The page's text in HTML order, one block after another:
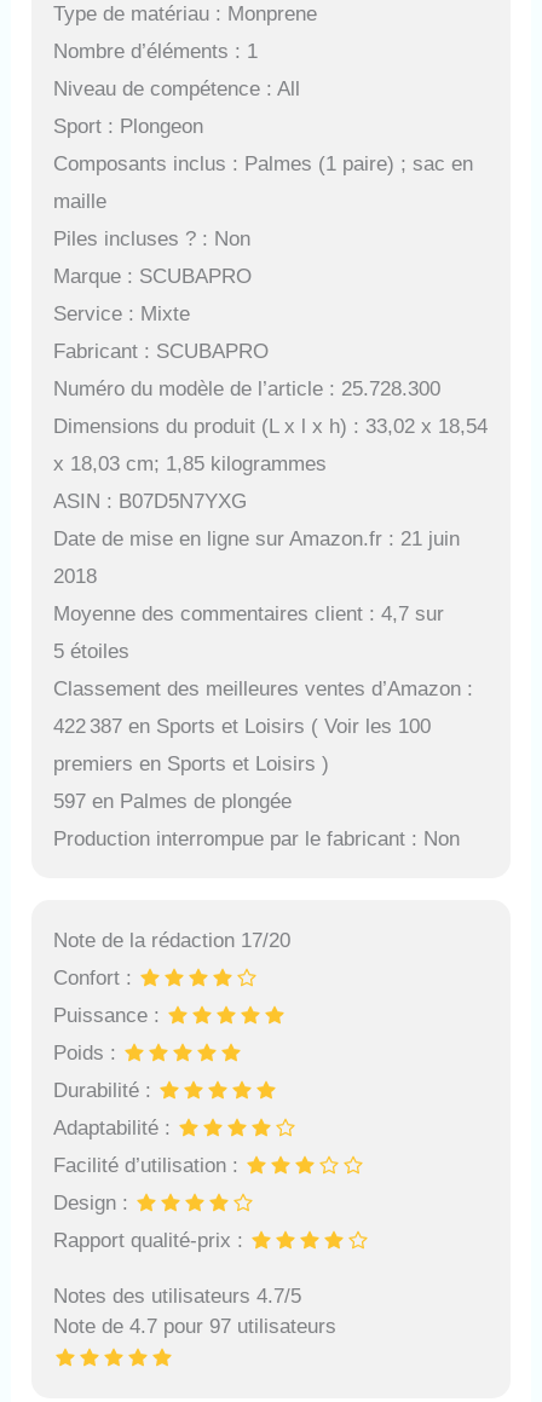
Type de matériau : Monprene
Nombre d’éléments : 1
Niveau de compétence : All
Sport : Plongeon
Composants inclus : Palmes (1 paire) ; sac en
maille
Piles incluses ? : Non
Marque : SCUBAPRO
Service : Mixte
Fabricant : SCUBAPRO
Numéro du modèle de l’article : 25.728.300
Dimensions du produit (L x l x h) : 33,02 x 18,54
x 18,03 cm; 1,85 kilogrammes
ASIN : B07D5N7YXG
Date de mise en ligne sur Amazon.fr : 21 juin
2018
Moyenne des commentaires client : 4,7 sur
5 étoiles
Classement des meilleures ventes d’Amazon :
422 387 en Sports et Loisirs ( Voir les 100
premiers en Sports et Loisirs )
597 en Palmes de plongée
Production interrompue par le fabricant : Non
Note de la rédaction 17/20
Confort :
Puissance :
Poids :
Durabilité :
Adaptabilité :
Facilité d’utilisation :
Design :
Rapport qualité-prix :
Notes des utilisateurs 4.7/5
Note de 4.7 pour 97 utilisateurs